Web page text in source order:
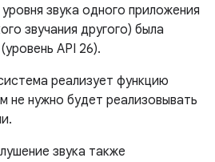
звука одного приложения
звучания другого) была
API 26).
реализует функцию
не нужно будет реализовывать
звука также